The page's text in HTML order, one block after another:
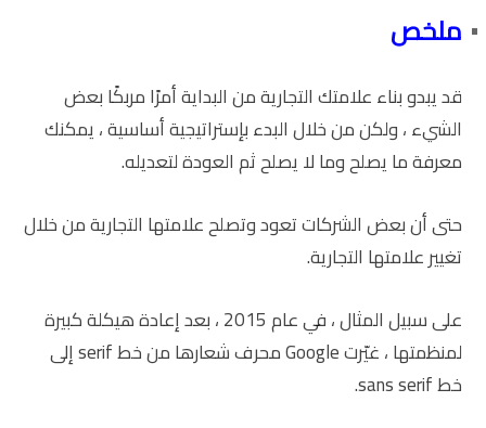
ملخص
قد يبدو بناء علامتك التجارية من البداية أمرًا مربكًا بعض
الشيء ، ولكن من خلال البدء بإستراتيجية أساسية ، يمكنك
معرفة ما يصلح وما لا يصلح ثم العودة لتعديله.
حتى أن بعض الشركات تعود وتصلح علامتها التجارية من خلال
تغيير علامتها التجارية.
على سبيل المثال ، في عام 2015 ، بعد إعادة هيكلة كبيرة
لمنظمتها ، غيّرت Google محرف شعارها من خط serif إلى
خط sans serif.